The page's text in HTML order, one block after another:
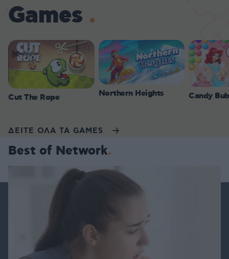
Games
Cut The Rope Northern Heights Candy
ΔΕΙΤΕ ΟΛΑ ΤΑ GAMES
Best of Network